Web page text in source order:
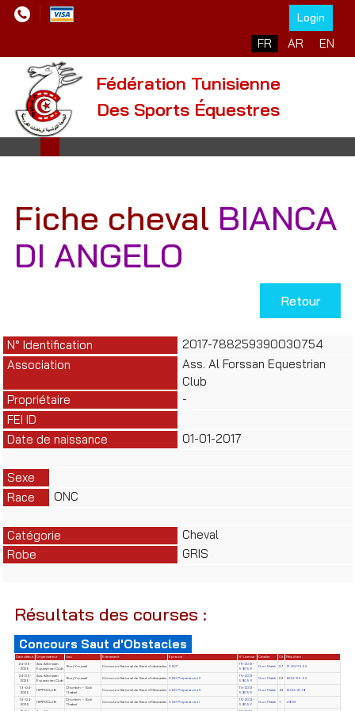
Login
Sélectionnez votre
FR AR EN
Fédération Tunisienne
Des Sports Équestres
Fiche cheval BIANCA
DI ANGELO
Retour
N° Identification
2017-788259390030754
Association
Ass. Al Forssan Equestrian
Club
Propriétaire
-
FEI ID
Date de naissance
01-01-2017
Sexe
Race
ONC
Catégorie
Cheval
Robe
GRIS
Résultats des courses :
Concours Saut d'Obstacles
Date début Organisateur Lieu Evènement Epreuve N° License Cavalier Clt
Résultats
24-05-
2026
Ass. Alforssan
Equestrian Club
Borj Youssef Concours National de Saut d'obstacles CSO*
TN-2013-
58056
Ouni Malek 37 13.00/75.24
24-05-
2026
Ass. Alforssan
Equestrian Club
Borj Youssef Concours National de Saut d'obstacles CSO Préparatoire II
TN-2013-
58056
Ouni Malek 29 8.00/63.53
19-04-
2026
HIPPOCLUB
Chorfech – Sidi
Thabet
Concours National de Saut d'Obstacles CSO Préparatoire II
TN-2013-
58056
Ouni Malek 43 12.00/47.18
19-04-
2026
HIPPOCLUB
Chorfech – Sidi
Thabet
Concours National de Saut d'Obstacles CSO Préparatoire I
TN-2013-
58056
Ouni Malek 1 48.03